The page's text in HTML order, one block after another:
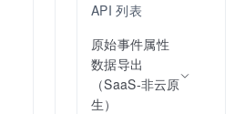
API 列表
原始事件属性
数据导出
（SaaS-非云原
生）